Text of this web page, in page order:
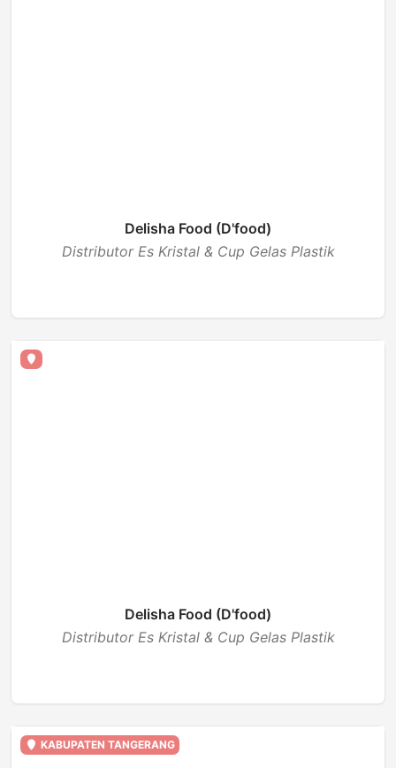
Delisha Food (D'food)
Distributor Es Kristal & Cup Gelas Plastik
Delisha Food (D'food)
Distributor Es Kristal & Cup Gelas Plastik
KABUPATEN TANGERANG